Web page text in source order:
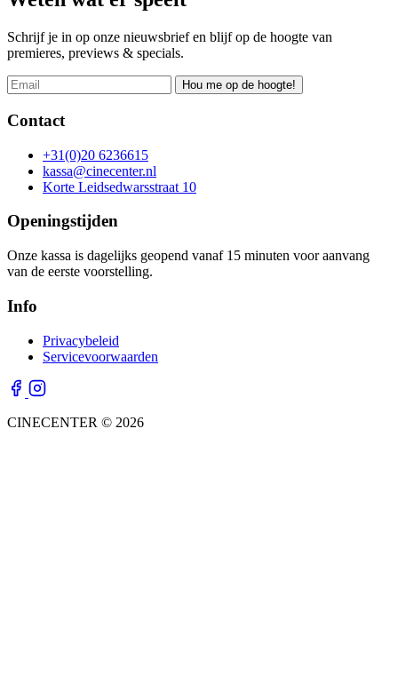
Schrijf je in op onze nieuwsbrief en blijf op de hoogte van
premieres, previews & specials.
Hou me op de hoogte!
Contact
+31(0)20 6236615
kassa@cinecenter.nl
Korte Leidsedwarsstraat 10
Openingstijden
Onze kassa is dagelijks geopend vanaf 15 minuten voor aanvang
van de eerste voorstelling.
Info
Privacybeleid
Servicevoorwaarden
CINECENTER © 2026